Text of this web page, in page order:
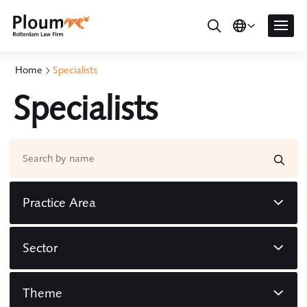
Home Specialists
Specialists
Practice Area
Sector
Theme